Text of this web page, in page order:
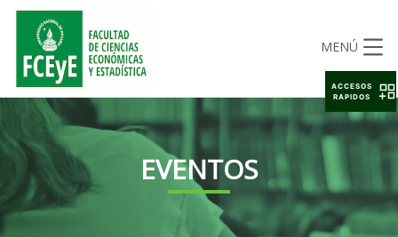
MENÚ
EVENTOS
ACCESOS
RAPIDOS